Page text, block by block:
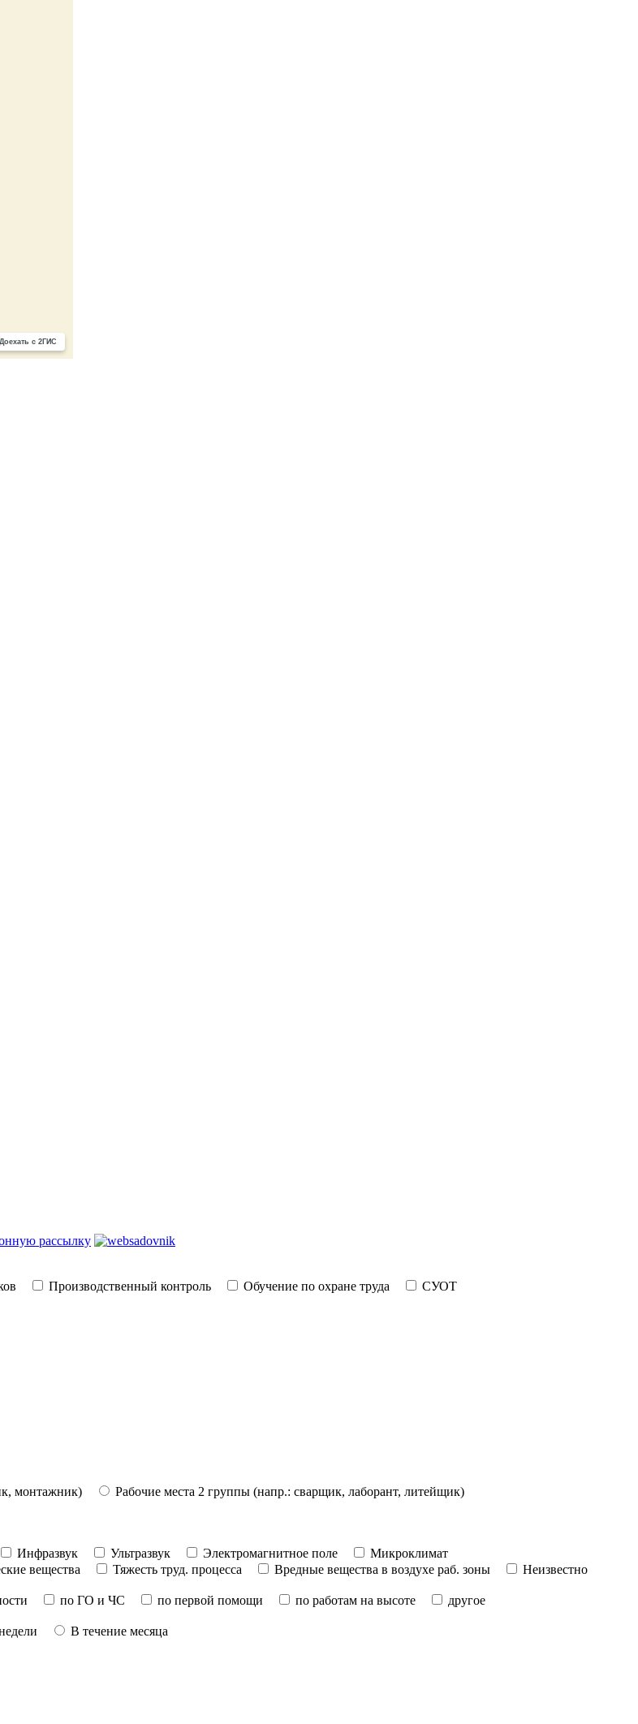
рассылку
Производственный контроль Обучение по охране труда
СУОТ
монтажник)
Рабочие места 2 группы (напр.: сварщик, лаборант, литейщик)
Инфразвук Ультразвук Электромагнитное поле
Микроклимат
вещества Тяжесть труд. процесса Вредные вещества в воздухе раб. зоны
Неизвестно
по ГО и ЧС по первой помощи по работам на высоте
другое
В течение месяца